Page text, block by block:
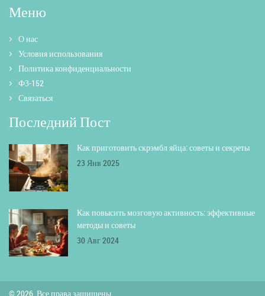
Меню
О нас
Условия использования
Политика конфиденциальности
ФЗ-152
Связаться
Последний Пост
Как приготовить скрэмбл яйца: советы и секреты
23 Янв 2025
Как повысить мозговую активность: эффективные
методы и советы
30 Авг 2024
© 2026. Все права защищены.